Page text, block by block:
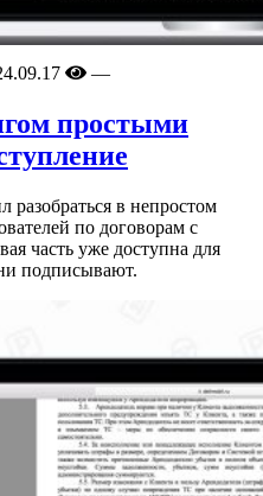
—
простыми
в непростом
по договорам с
часть уже доступна для
подписывают.